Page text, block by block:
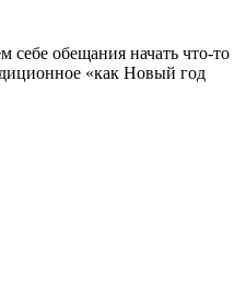
себе обещания начать что-то
«как Новый год